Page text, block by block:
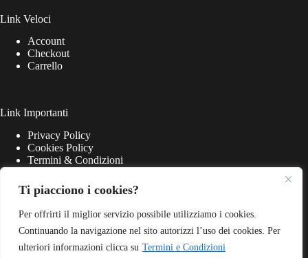
Ti piacciono i cookies?
Per offrirti il miglior servizio possibile utilizziamo i cookies.
Continuando la navigazione nel sito autorizzi l’uso dei cookies. Per
ulteriori informazioni clicca su Termini e Condizioni
Link Veloci
Account
Checkout
Carrello
Link Importanti
Privacy Policy
Cookies Policy
Termini & Condizioni